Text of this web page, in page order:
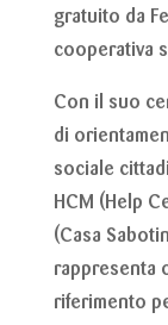
gratuito da
cooperativa
Con il suo
di
sociale
HCM (Help
(Casa
rappresenta
riferimento